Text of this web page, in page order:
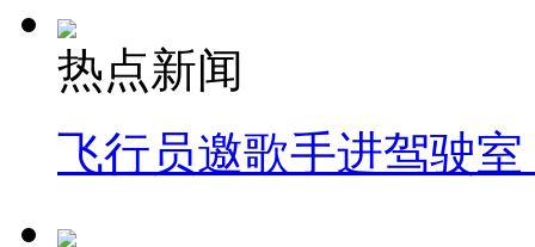
热点新闻
飞行员邀歌手进驾驶